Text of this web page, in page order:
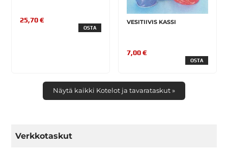
25,70 €
OSTA
VESITIIVIS KASSI
7,00 €
OSTA
Näytä kaikki Kotelot ja tavarataskut »
Verkkotaskut